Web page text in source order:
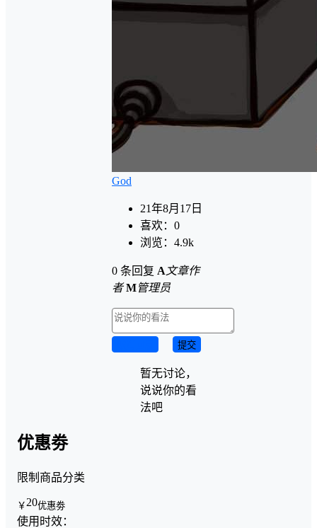
God
21年8月17日
喜欢： 0
浏览： 4.9k
0 条回复 A 文章作
者 M管理员
提交
暂无讨论，
说说你的看
法吧
优惠劵
限制商品分类
￥ 20优惠劵
使用时效：